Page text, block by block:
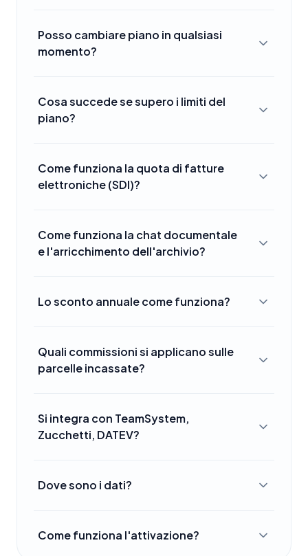
Posso cambiare piano in qualsiasi
momento?
Cosa succede se supero i limiti del
piano?
Come funziona la quota di fatture
elettroniche (SDI)?
Come funziona la chat documentale
e l'arricchimento dell'archivio?
Lo sconto annuale come funziona?
Quali commissioni si applicano sulle
parcelle incassate?
Si integra con TeamSystem,
Zucchetti, DATEV?
Dove sono i dati?
Come funziona l'attivazione?